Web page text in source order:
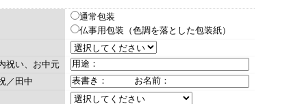
通常包装
仏事用包装（色調を落とした包装紙）
祝い、お中元
／田中